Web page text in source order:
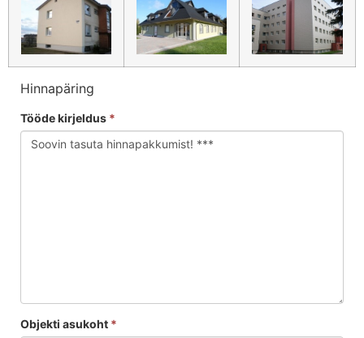
Hinnapäring
Tööde kirjeldus *
Objekti asukoht *